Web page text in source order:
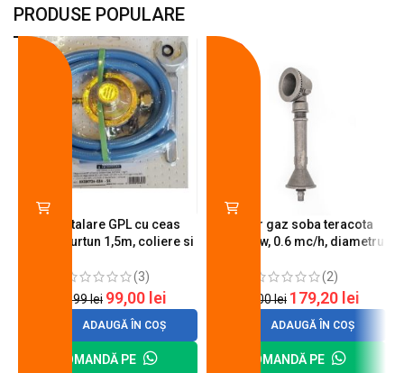
PRODUSE POPULARE
Kit instalare GPL cu ceas
butelie, furtun 1,5m, coliere si
(3)
120,99lei 99,00 lei
ADAUGĂ ÎN COȘ
COMANDĂ PE
Arzator gaz soba teracota
A600, 6 kw, 0.6 mc/h, diametru
(2)
200,00lei 179,20 lei
ADAUGĂ ÎN COȘ
COMANDĂ PE